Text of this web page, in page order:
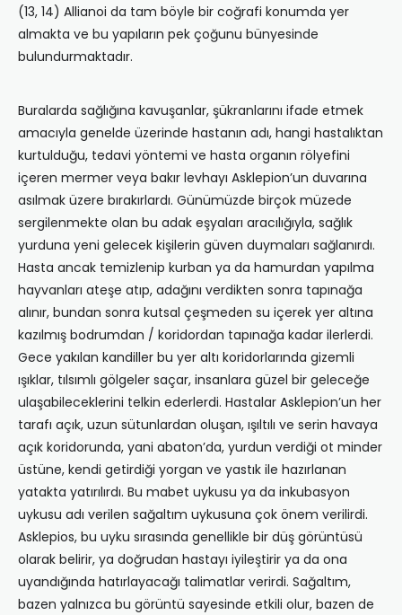
(13, 14) Allianoi da tam böyle bir coğrafi konumda yer
almakta ve bu yapıların pek çoğunu bünyesinde
bulundurmaktadır.
Buralarda sağlığına kavuşanlar, şükranlarını ifade etmek
amacıyla genelde üzerinde hastanın adı, hangi hastalıktan
kurtulduğu, tedavi yöntemi ve hasta organın rölyefini
içeren mermer veya bakır levhayı Asklepion’un duvarına
asılmak üzere bırakırlardı. Günümüzde birçok müzede
sergilenmekte olan bu adak eşyaları aracılığıyla, sağlık
yurduna yeni gelecek kişilerin güven duymaları sağlanırdı.
Hasta ancak temizlenip kurban ya da hamurdan yapılma
hayvanları ateşe atıp, adağını verdikten sonra tapınağa
alınır, bundan sonra kutsal çeşmeden su içerek yer altına
kazılmış bodrumdan / koridordan tapınağa kadar ilerlerdi.
Gece yakılan kandiller bu yer altı koridorlarında gizemli
ışıklar, tılsımlı gölgeler saçar, insanlara güzel bir geleceğe
ulaşabileceklerini telkin ederlerdi. Hastalar Asklepion’un her
tarafı açık, uzun sütunlardan oluşan, ışıltılı ve serin havaya
açık koridorunda, yani abaton’da, yurdun verdiği ot minder
üstüne, kendi getirdiği yorgan ve yastık ile hazırlanan
yatakta yatırılırdı. Bu mabet uykusu ya da inkubasyon
uykusu adı verilen sağaltım uykusuna çok önem verilirdi.
Asklepios, bu uyku sırasında genellikle bir düş görüntüsü
olarak belirir, ya doğrudan hastayı iyileştirir ya da ona
uyandığında hatırlayacağı talimatlar verirdi. Sağaltım,
bazen yalnızca bu görüntü sayesinde etkili olur, bazen de